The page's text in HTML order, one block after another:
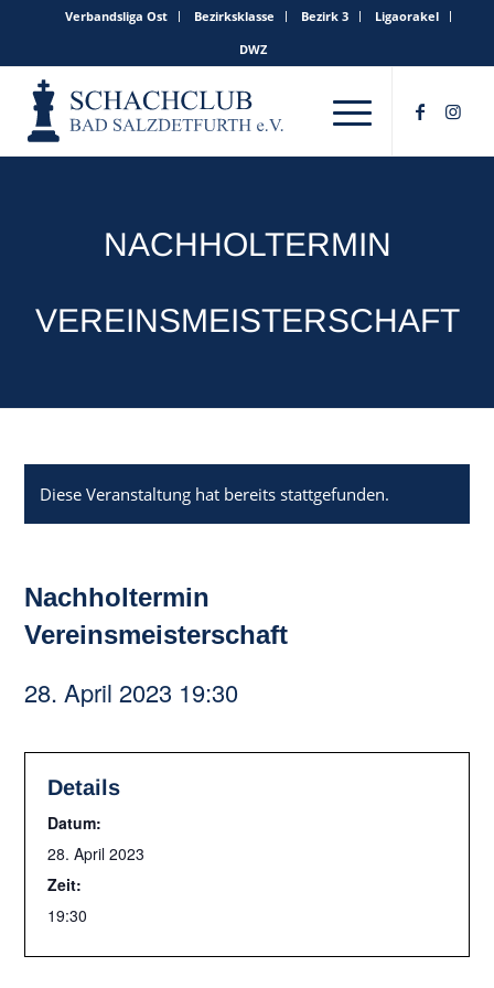
Verbandsliga Ost Bezirksklasse Bezirk 3
Ligaorakel
DWZ
NACHHOLTERMIN
VEREINSMEISTERSCHAFT
Diese Veranstaltung hat bereits stattgefunden.
Nachholtermin
Vereinsmeisterschaft
28. April 2023 19:30
Details
Datum:
28. April 2023
Zeit:
19:30